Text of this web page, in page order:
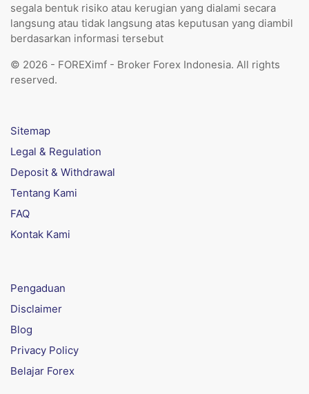
segala bentuk risiko atau kerugian yang dialami secara
langsung atau tidak langsung atas keputusan yang diambil
berdasarkan informasi tersebut
© 2026 - FOREXimf - Broker Forex Indonesia. All rights
reserved.
Sitemap
Legal & Regulation
Deposit & Withdrawal
Tentang Kami
FAQ
Kontak Kami
Pengaduan
Disclaimer
Blog
Privacy Policy
Belajar Forex